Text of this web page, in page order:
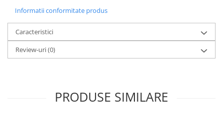
Metal
Aplice decor
Sticla
Platouri
Informatii conformitate produs
Caracteristici
Review-uri(0)
PRODUSE SIMILARE